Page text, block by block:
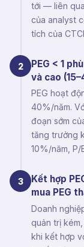
tới — liên
của analyst
tích của
2
PEG < 1
và cao
PEG hoạt
40%/năm.
đoạn sớm
tăng trưởng
10%/năm, P/
3
Kết hợp
mua PEG
Doanh
quản trị
khi kết hợp